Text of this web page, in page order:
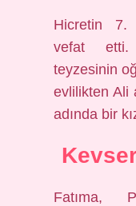
Hicretin 7.
vefat
teyzesinin
evlilikten Ali
adında bir
Fatıma,